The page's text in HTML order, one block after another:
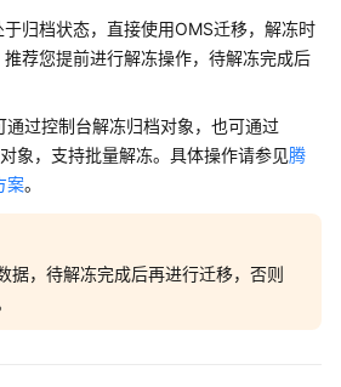
归档状态，直接使用OMS迁移，解冻时
荐您提前进行解冻操作，待解冻完成后
通过控制台解冻归档对象，也可通过
象，支持批量解冻。具体操作请参见腾
案。
据，待解冻完成后再进行迁移，否则